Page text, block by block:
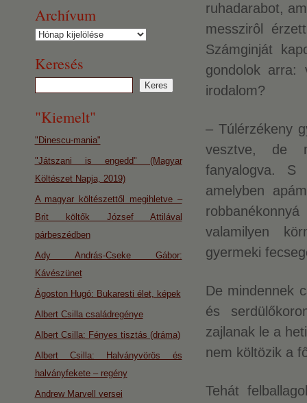
ruhadarabot,
messzirôl
Számginját
gondolok arra:
irodalom?
– Túlérzékeny
vesztve, de
fanyalogva. S
amelyben
valamilyen
gyermeki
De mindennek
és
zajlanak le a
nem költözik a
Tehát
Archívum
Archívum
Keresés
"Kiemelt"
"Dinescu-mania"
"Játszani is engedd" (Magyar
Költészet Napja, 2019)
A magyar költészettől megihletve –
Brit költők József Attilával
párbeszédben
Ady András-Cseke Gábor:
Kávészünet
Ágoston Hugó: Bukaresti élet, képek
Albert Csilla családregénye
Albert Csilla: Fényes tisztás (dráma)
Albert Csilla: Halványvörös és
halványfekete – regény
Andrew Marvell versei